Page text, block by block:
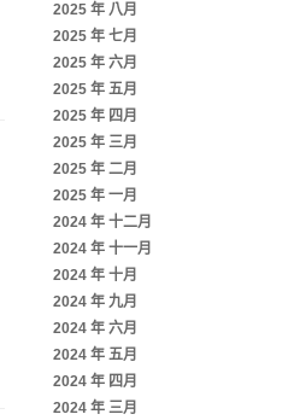
2025 年 八月
2025 年 七月
2025 年 六月
2025 年 五月
2025 年 四月
2025 年 三月
2025 年 二月
2025 年 一月
2024 年 十二月
2024 年 十一月
2024 年 十月
2024 年 九月
2024 年 六月
2024 年 五月
2024 年 四月
2024 年 三月